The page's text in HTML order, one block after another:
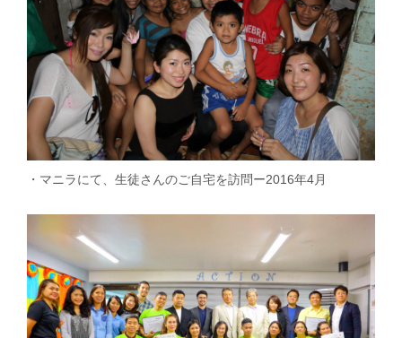
・マニラにて、生徒さんのご自宅を訪問ー2016年4月